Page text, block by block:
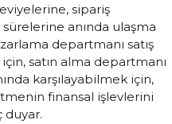
sipariş
anında ulaşma
departmanı satış
satın alma departmanı
karşılayabilmek için,
finansal işlevlerini